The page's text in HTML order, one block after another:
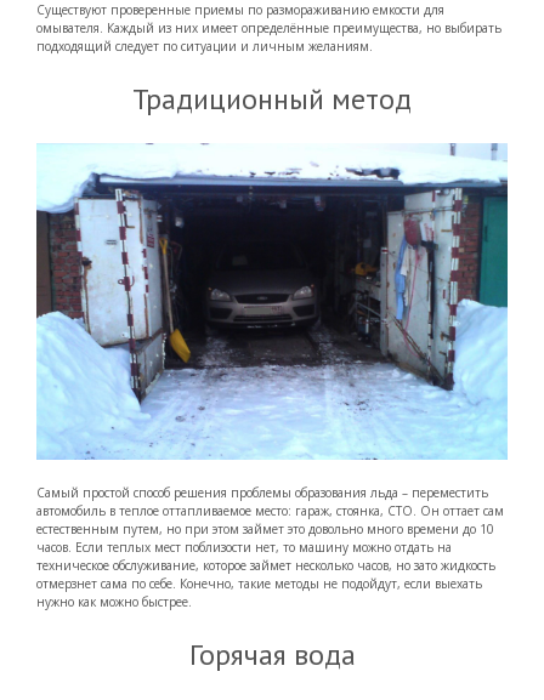
Существуют проверенные приемы по размораживанию емкости для
омывателя. Каждый из них имеет определённые преимущества, но выбирать
подходящий следует по ситуации и личным желаниям.
Традиционный метод
Самый простой способ решения проблемы образования льда – переместить
автомобиль в теплое оттапливаемое место: гараж, стоянка, СТО. Он оттает сам
естественным путем, но при этом займет это довольно много времени до 10
часов. Если теплых мест поблизости нет, то машину можно отдать на
техническое обслуживание, которое займет несколько часов, но зато жидкость
отмерзнет сама по себе. Конечно, такие методы не подойдут, если выехать
нужно как можно быстрее.
Горячая вода